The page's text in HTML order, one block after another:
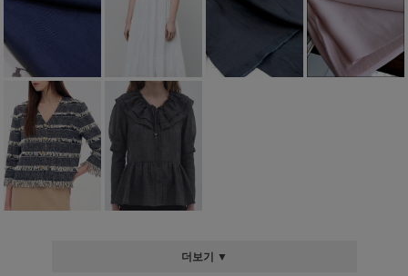
더보기 ▼